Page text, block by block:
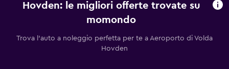
Hovden: le migliori offerte trovate su
momondo
Trova l'auto a noleggio perfetta per te a Aeroporto di Volda
Hovden